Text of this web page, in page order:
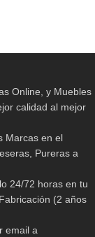
Online, y Muebles
calidad al mejor
Marcas en el
Pureras a
24/72 horas en tu
(2 años
email a